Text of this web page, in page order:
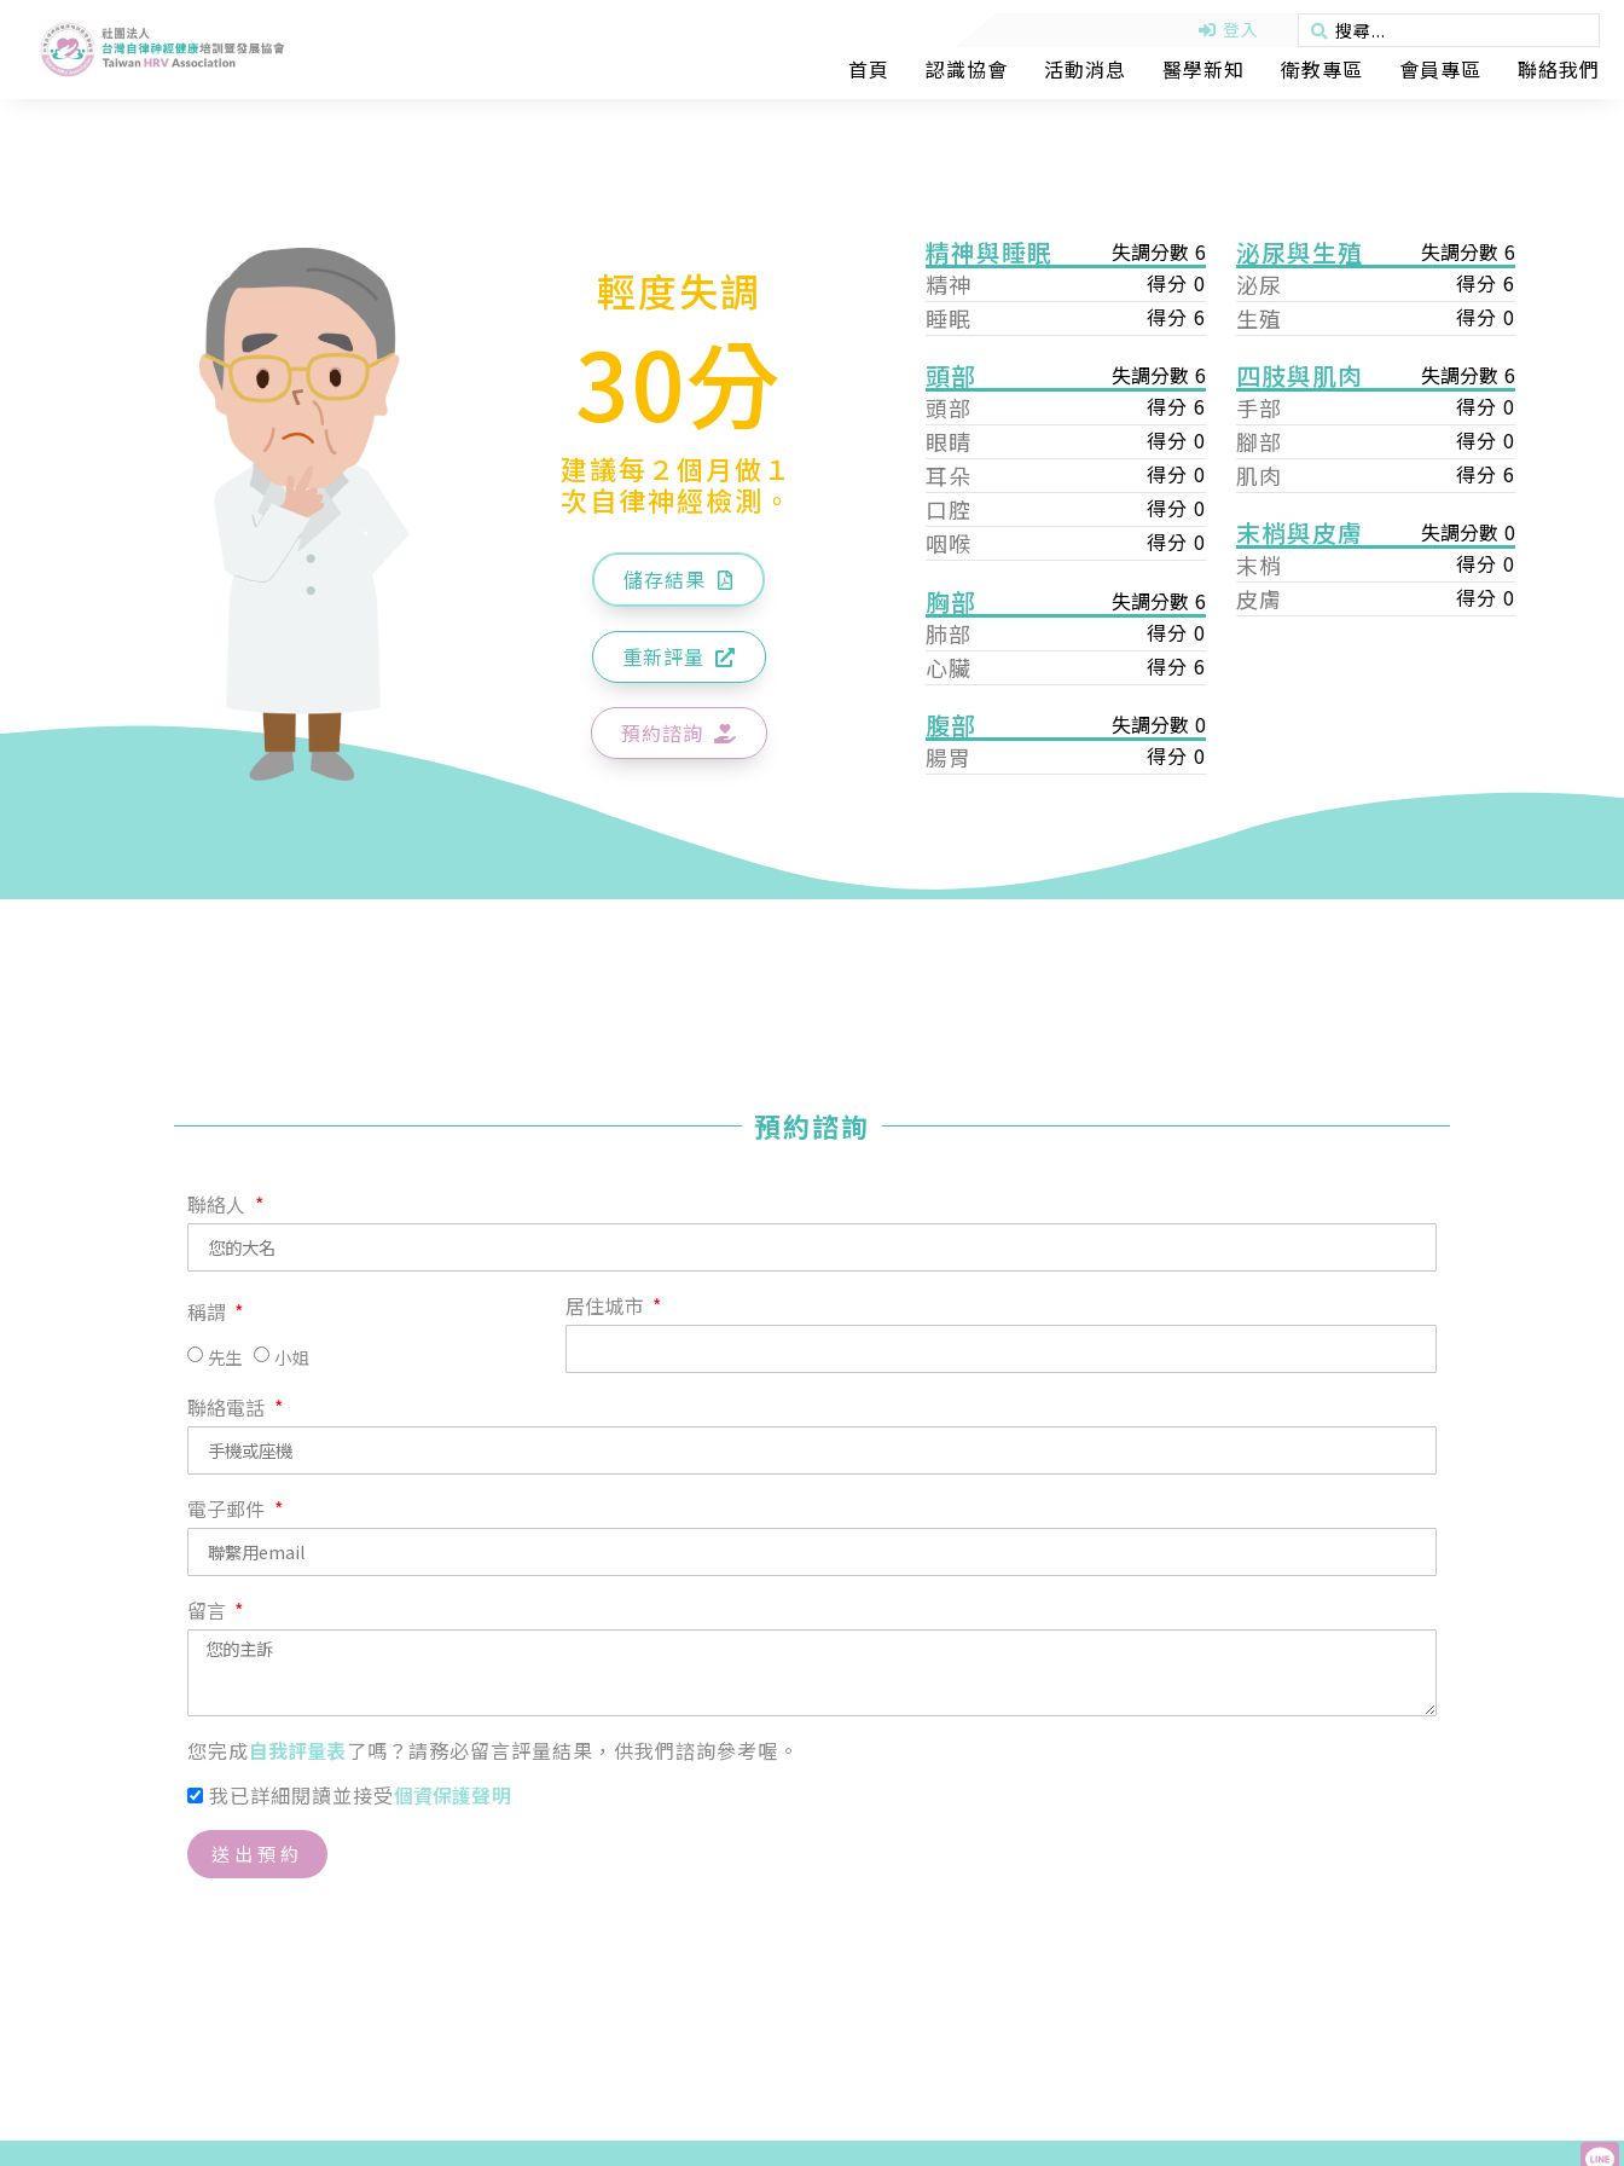
登入
首頁 認識協會 活動消息 醫學新知 衛教專區 會員專區 聯絡我們
輕度失調
30分
建議每２個月做１
次自律神經檢測。
儲存結果
重新評量
預約諮詢
精神與睡眠 失調分數 6
精神 得分 0
睡眠 得分 6
頭部 失調分數 6
頭部 得分 6
眼睛 得分 0
耳朵 得分 0
口腔 得分 0
咽喉 得分 0
胸部 失調分數 6
肺部 得分 0
心臟 得分 6
腹部 失調分數 0
腸胃 得分 0
泌尿與生殖 失調分數 6
泌尿 得分 6
生殖 得分 0
四肢與肌肉 失調分數 6
手部 得分 0
腳部 得分 0
肌肉 得分 6
末梢與皮膚 失調分數 0
末梢 得分 0
皮膚 得分 0
預約諮詢
聯絡人
稱謂
先生 小姐
居住城市
聯絡電話
電子郵件
留言
您完成自我評量表了嗎？請務必留言評量結果，供我們諮詢參考喔。
我已詳細閱讀並接受個資保護聲明
送出預約
您好，您的會員申請，已成功送出，經本協會理事會審核
【會費】
入會費新臺幣1200元，於會員入會時繳納；常年會費1200
元，於每年度繳納。
戶名: 社團法人台灣自律神經健康培訓暨發展協會